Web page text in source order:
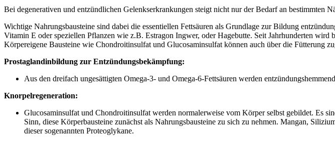
Bei degenerativen und entzündlichen Gelenkserkrankungen steigt nicht nur der Bedarf an
Wichtige Nahrungsbausteine sind dabei die essentiellen Fettsäuren als Grundlage zur Bildung
Vitamin E oder speziellen Pflanzen wie z.B. Estragon Ingwer, oder Hagebutte. Seit Jahrhunderten
Körpereigene Bausteine wie Chondroitinsulfat und Glucosaminsulfat können auch über die Fütterung
Prostaglandinbildung zur Entzündungsbekämpfung:
Aus den dreifach ungesättigten Omega-3- und Omega-6-Fettsäuren werden
Knorpelregeneration:
Glucosaminsulfat und Chondroitinsulfat werden normalerweise vom Körper selbst gebildet. Es
Sinn, diese Körperbausteine zunächst als Nahrungsbausteine zu sich zu nehmen. Mangan,
dieser sogenannten Proteoglykane.